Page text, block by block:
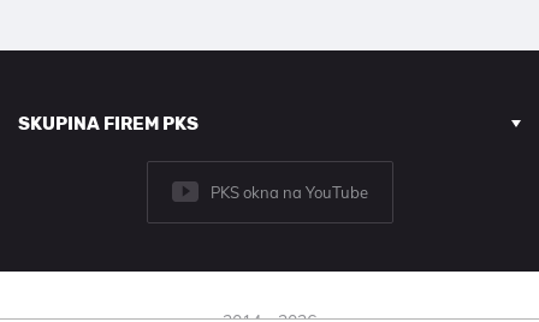
SKUPINA FIREM PKS
PKS okna na YouTube